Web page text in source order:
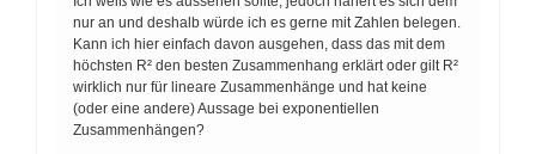
nur an und deshalb würde ich es gerne mit Zahlen belegen.
Kann ich hier einfach davon ausgehen, dass das mit dem
höchsten R² den besten Zusammenhang erklärt oder gilt R²
wirklich nur für lineare Zusammenhänge und hat keine
(oder eine andere) Aussage bei exponentiellen
Zusammenhängen?